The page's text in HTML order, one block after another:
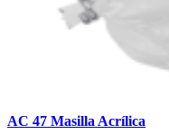
AC 47 Masilla Acrílica